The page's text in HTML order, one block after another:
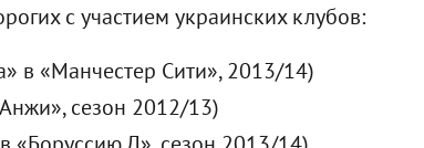
с участием украинских клубов:
в «Манчестер Сити», 2013/14)
сезон 2012/13)